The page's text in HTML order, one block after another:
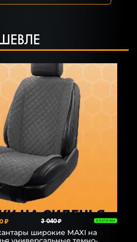
₽ 3 040 ₽ В НАЛИЧИИ
широкие MAXI на